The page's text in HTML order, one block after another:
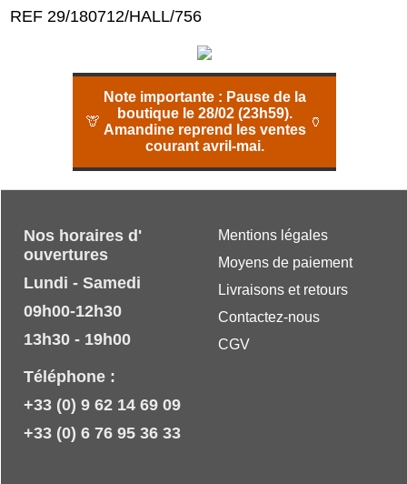
REF 29/180712/HALL/756
🦒
Note importante : Pause de la
boutique le 28/02 (23h59).
Amandine reprend les ventes
courant avril-mai.
🏺
Mentions légales
Moyens de paiement
Livraisons et retours
Contactez-nous
CGV
Nos horaires d'
ouvertures
Lundi - Samedi
09h00-12h30
13h30 - 19h00
Téléphone :
+33 (0) 9 62 14 69 09
+33 (0) 6 76 95 36 33